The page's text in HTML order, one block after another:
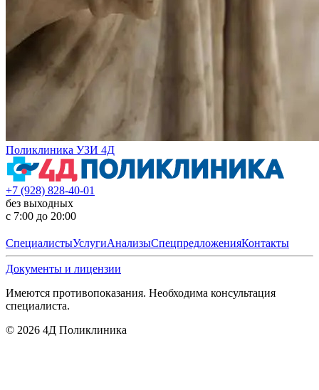
Поликлиника УЗИ 4Д
+7 (928) 828-40-01
без выходных
с 7:00 до 20:00
СпециалистыУслугиАнализыСпецпредложенияКонтакты
Документы и лицензии
Имеются противопоказания. Необходима консультация
специалиста.
© 2026 4Д Поликлиника